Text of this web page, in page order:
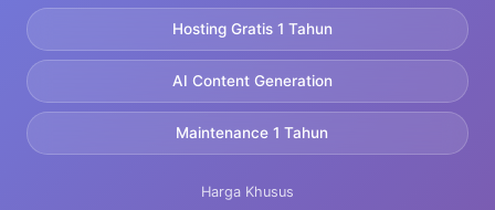
Hosting Gratis 1 Tahun
AI Content Generation
Maintenance 1 Tahun
Harga Khusus